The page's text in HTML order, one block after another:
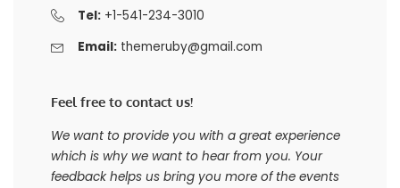
Tel:+1-541-234-3010
Email: themeruby@gmail.com
Feel free to contact us!
We want to provide you with a great experience
which is why we want to hear from you. Your
feedback helps us bring you more of the events